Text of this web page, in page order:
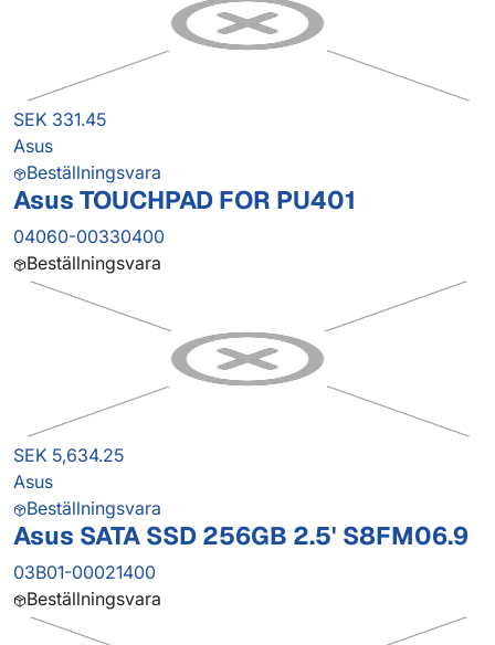
SEK 331.45
Asus
Beställningsvara
Asus TOUCHPAD FOR PU401
04060-00330400
Beställningsvara
SEK 5,634.25
Asus
Beställningsvara
Asus SATA SSD 256GB 2.5' S8FM06.9
03B01-00021400
Beställningsvara